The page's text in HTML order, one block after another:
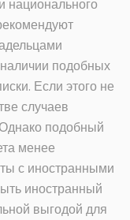
национального
подобных
Если этого не
случаев
подобный
менее
с иностранными
иностранный
выгодой для